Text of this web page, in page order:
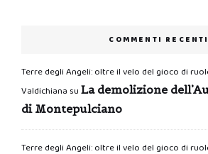
COMMENTI RECENTI
Terre degli Angeli: oltre il velo del gioco di
Valdichiana su La demolizione
di Montepulciano
Terre degli Angeli: oltre il velo del gioco di